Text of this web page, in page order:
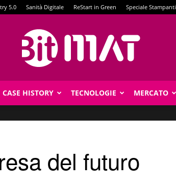
5.0 Sanità Digitale ReStart in Green Speciale Stampanti
CASE HISTORY TECNOLOGIE MERCATO
del futuro